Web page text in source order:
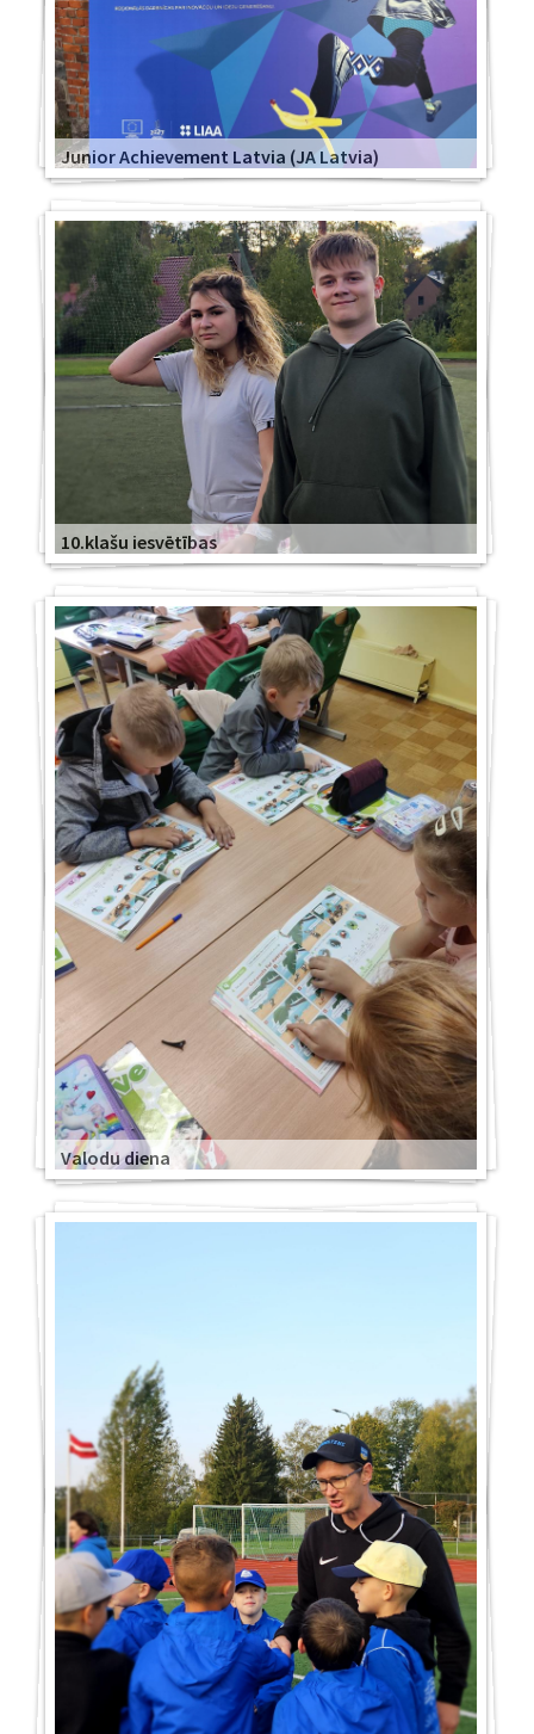
Junior Achievement Latvia (JA Latvia)
10.klašu iesvētības
Valodu diena